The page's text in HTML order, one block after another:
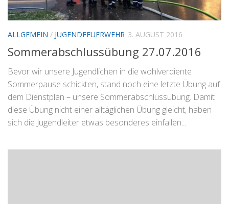
ALLGEMEIN / JUGENDFEUERWEHR 3. AUGUST 2016
Sommerabschlussübung 27.07.2016
Bevor wir unsere Jugendlichen in die wohlverdiente
Sommerpause schickten, stand noch eine letzte Übung auf
dem Dienstplan – unsere Sommerabschlussübung. Damit
diese Übung nicht einer alltäglichen Übung gleicht, haben
sich die Jugendleiter etwas besonderes einfallen...